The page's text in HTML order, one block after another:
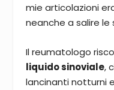
mie articolazioni
neanche a salire le
Il reumatologo
liquido sinoviale,
lancinanti notturni